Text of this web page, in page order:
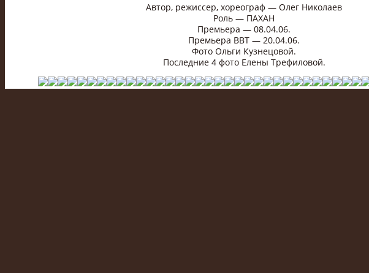
Автор, режиссер, хореограф — Олег Николаев
Роль — ПАХАН
Премьера — 08.04.06.
Премьера ВВТ — 20.04.06.
Фото Ольги Кузнецовой.
Последние 4 фото Елены Трефиловой.